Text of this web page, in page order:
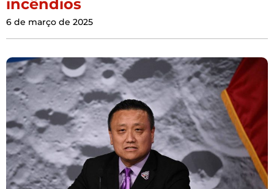
incêndios
6 de março de 2025